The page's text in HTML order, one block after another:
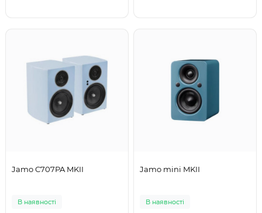
Jamo C707PA MKII
В наявності
Jamo mini MKII
В наявності